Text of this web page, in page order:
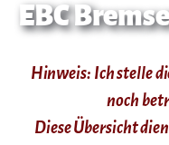
EBC
Hinweis: Ich stelle
noch
Diese Übersicht